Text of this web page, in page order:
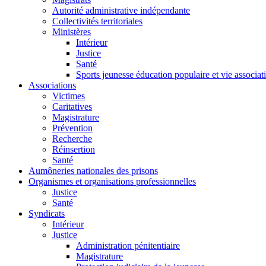
Autorité administrative indépendante
Collectivités territoriales
Ministères
Intérieur
Justice
Santé
Sports jeunesse éducation populaire et vie
Associations
Victimes
Caritatives
Magistrature
Prévention
Recherche
Réinsertion
Santé
Aumôneries nationales des prisons
Organismes et organisations professionnelles
Justice
Santé
Syndicats
Intérieur
Justice
Administration pénitentiaire
Magistrature